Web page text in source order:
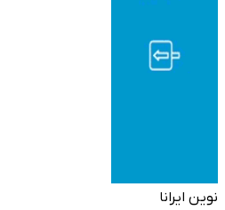
نوین ایرانا